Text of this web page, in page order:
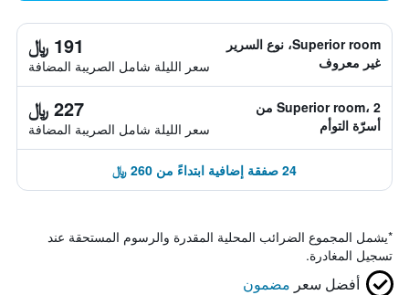
Superior room، نوع السرير
غير معروف
191 ﷼
سعر الليلة شامل الصريبة المضافة
Superior room، 2 من
أسرّة التوأم
227 ﷼
سعر الليلة شامل الصريبة المضافة
24 صفقة إضافية ابتداءً من 260 ﷼
*يشمل المجموع الضرائب المحلية المقدرة والرسوم المستحقة عند
تسجيل المغادرة.
أفضل سعر مضمون